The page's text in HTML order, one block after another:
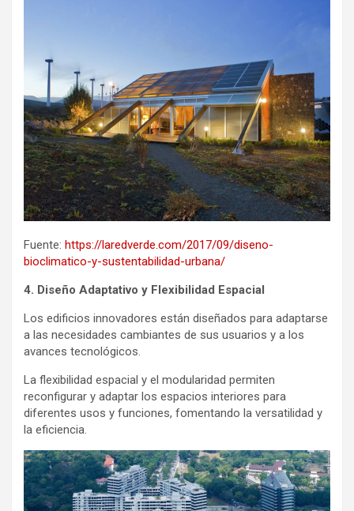
Fuente: https://laredverde.com/2017/09/diseno-
bioclimatico-y-sustentabilidad-urbana/
4. Diseño Adaptativo y Flexibilidad Espacial
Los edificios innovadores están diseñados para adaptarse
a las necesidades cambiantes de sus usuarios y a los
avances tecnológicos.
La flexibilidad espacial y el modularidad permiten
reconfigurar y adaptar los espacios interiores para
diferentes usos y funciones, fomentando la versatilidad y
la eficiencia.